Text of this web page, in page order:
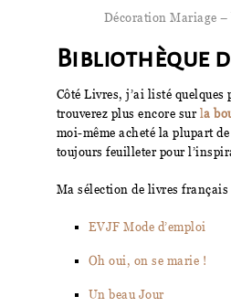
Décoration Mariage –
Bibliothèque
Côté Livres, j’ai listé quelques
trouverez plus encore surla
moi-même acheté la plupart
toujours feuilleter pour
Ma sélection de livres français
EVJF Mode d’emploi
Oh oui, on se marie !
Un beau Jour